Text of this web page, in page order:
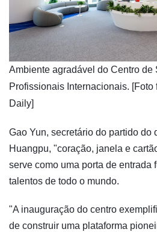
Ambiente agradável do Centro de
Profissionais Internacionais.
Daily]
Gao Yun, secretário do partido do
Huangpu, "coração, janela e
serve como uma porta de entrada
talentos de todo o mundo.
"A inauguração do centro
de construir uma plataforma